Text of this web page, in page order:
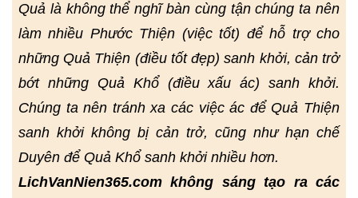
Quả là không thể nghĩ bàn cùng tận chúng ta nên
làm nhiều Phước Thiện (việc tốt) để hỗ trợ cho
những Quả Thiện (điều tốt đẹp) sanh khởi, cản trở
bớt những Quả Khổ (điều xấu ác) sanh khởi.
Chúng ta nên tránh xa các việc ác để Quả Thiện
sanh khởi không bị cản trở, cũng như hạn chế
Duyên để Quả Khổ sanh khởi nhiều hơn.
LichVanNien365.com không sáng tạo ra các